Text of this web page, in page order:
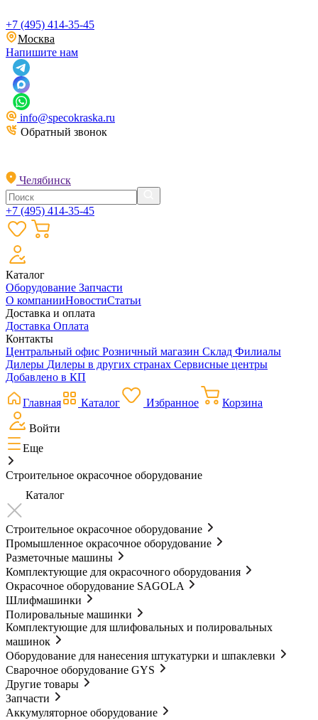
+7 (495) 414-35-45
Москва
Напишите нам
info@specokraska.ru
Обратный звонок
Челябинск
+7 (495) 414-35-45
Каталог
Оборудование Запчасти
О компанииНовостиСтатьи
Доставка и оплата
Доставка Оплата
Контакты
Центральный офис Розничный магазин Склад Филиалы
Дилеры Дилеры в других странах Сервисные центры
Добавлено в КП
Главная Каталог Избранное Корзина
Войти
Еще
Строительное окрасочное оборудование
Каталог
Строительное окрасочное оборудование
Промышленное окрасочное оборудование
Разметочные машины
Комплектующие для окрасочного оборудования
Окрасочное оборудование SAGOLA
Шлифмашинки
Полировальные машинки
Комплектующие для шлифовальных и полировальных
машинок
Оборудование для нанесения штукатурки и шпаклевки
Сварочное оборудование GYS
Другие товары
Запчасти
Аккумуляторное оборудование